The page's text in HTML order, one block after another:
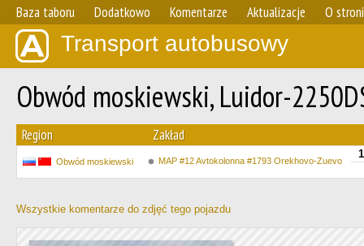
Baza taboru Dodatkowo Komentarze Aktualizacje O
Transport autobusowy
Obwód moskiewski, Luidor-
Region Zakład
Obwód moskiewski MAP #12 Avtokolonna #1793 Orekhovo-Zuevo
Wszystkie komentarze do zdjęć tego pojazdu